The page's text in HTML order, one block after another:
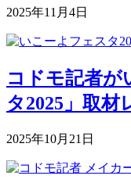
2025年11月4日
コドモ記者が
タ2025」取材
2025年10月21日